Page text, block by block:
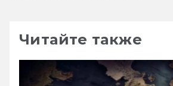
Читайте также